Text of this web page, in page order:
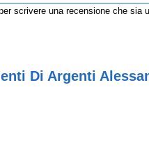
scrivere una recensione che sia
Di Argenti